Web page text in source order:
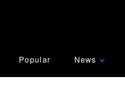
Popular News ∨